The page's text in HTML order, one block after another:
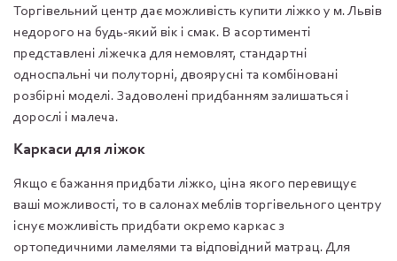
Торгівельний центр дає можливість купити ліжко у м. Львів
недорого на будь-який вік і смак. В асортименті
представлені ліжечка для немовлят, стандартні
односпальні чи полуторні, двоярусні та комбіновані
розбірні моделі. Задоволені придбанням залишаться і
дорослі і малеча.
Каркаси для ліжок
Якщо є бажання придбати ліжко, ціна якого перевищує
ваші можливості, то в салонах меблів торгівельного центру
існує можливість придбати окремо каркас з
ортопедичними ламелями та відповідний матрац. Для